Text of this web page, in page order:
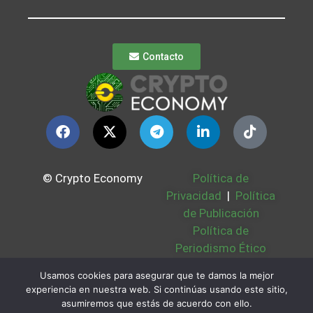
Contacto
© Crypto Economy
Política de
Privacidad | Política
de Publicación
Política de
Periodismo Ético
Bases Legales |
Partners | Sobre
Usamos cookies para asegurar que te damos la mejor
experiencia en nuestra web. Si continúas usando este sitio,
asumiremos que estás de acuerdo con ello.